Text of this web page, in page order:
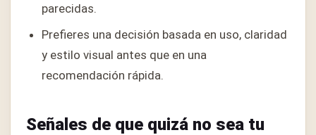
parecidas.
Prefieres una decisión basada en uso, claridad
y estilo visual antes que en una
recomendación rápida.
Señales de que quizá no sea tu